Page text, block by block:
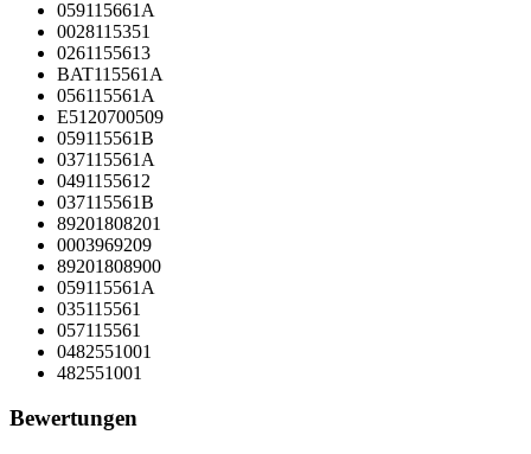
059115661A
0028115351
0261155613
BAT115561A
056115561A
E5120700509
059115561B
037115561A
0491155612
037115561B
89201808201
0003969209
89201808900
059115561A
035115561
057115561
0482551001
482551001
Bewertungen